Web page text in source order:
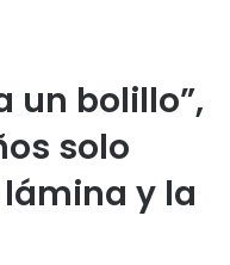
un bolillo”,
solo
y la